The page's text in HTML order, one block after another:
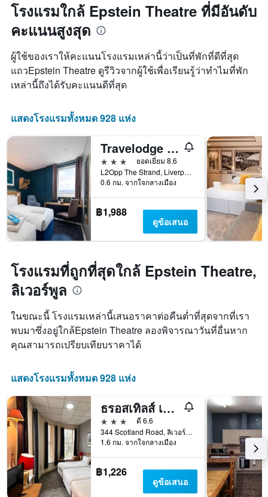
โรงแรมใกล้ Epstein Theatre ที่มีอันดับ
คะแนนสูงสุด
ผู้ใช้ของเราให้คะแนนโรงแรมเหล่านี้ว่าเป็นที่พักที่ดีที่สุด
แถวEpstein Theatre ดูรีวิวจากผู้ใช้เพื่อเรียนรู้ว่าทำไมที่พัก
เหล่านี้ถึงได้รับคะแนนดีที่สุด
แสดงโรงแรมทั้งหมด 928 แห่ง
Travelodge Liverpool Central The Strand
3 ดาว
ยอดเยี่ยม 8.6
L2Opp The Strand, Liverpool, UK, ลิเวอร์พูล, สหราชอาณาจักร
0.6 กม. จากใจกลางเมือง
฿1,988
ดูข้อเสนอ
โรงแรมที่ถูกที่สุดใกล้ Epstein Theatre,
ลิเวอร์พูล
ในขณะนี้ โรงแรมเหล่านี้เสนอราคาต่อคืนต่ำที่สุดจากที่เรา
พบมาซึ่งอยู่ใกล้Epstein Theatre ลองพิจารณาวันที่อื่นหาก
คุณสามารถเปรียบเทียบราคาได้
แสดงโรงแรมทั้งหมด 928 แห่ง
ธรอสเทิลส์ เนสต์ โฮเทล
3 ดาว
ดี 6.6
344 Scotland Road, ลิเวอร์พูล, สหราชอาณาจักร
1.6 กม. จากใจกลางเมือง
฿1,226
ดูข้อเสนอ